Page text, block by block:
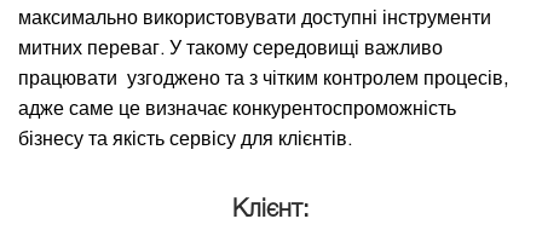
максимально використовувати доступні інструменти
митних переваг. У такому середовищі важливо
працювати узгоджено та з чітким контролем процесів,
адже саме це визначає конкурентоспроможність
бізнесу та якість сервісу для клієнтів.
Клієнт: